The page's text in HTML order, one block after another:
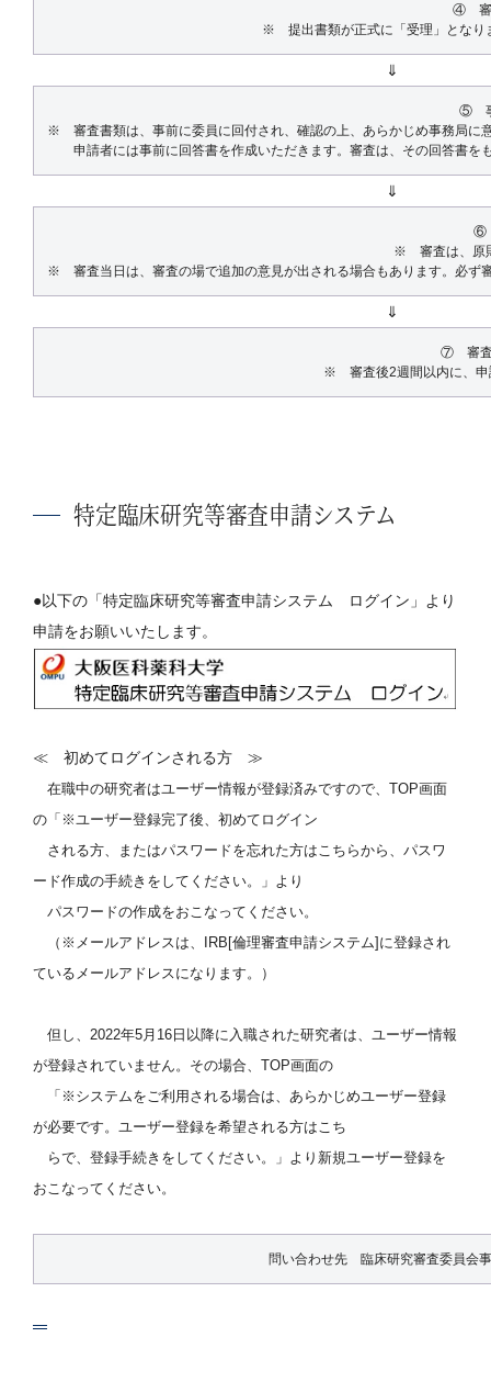
④ 審
※ 提出書類が正式に「受理」となり
⇓
⑤
※ 審査書類は、事前に委員に回付され、確認の上、あらかじめ事務局に
申請者には事前に回答書を作成いただきます。審査は、その回答書を
⇓
⑥
※ 審査は、原
※ 審査当日は、審査の場で追加の意見が出される場合もあります。必ず
⇓
⑦ 審査
※ 審査後2週間以内に、申
特定臨床研究等審査申請システム
●以下の「特定臨床研究等審査申請システム ログイン」より
申請をお願いいたします。
≪ 初めてログインされる方 ≫
在職中の研究者はユーザー情報が登録済みですので、TOP画面
の「※ユーザー登録完了後、初めてログイン
される方、またはパスワードを忘れた方はこちらから、パスワ
ード作成の手続きをしてください。」より
パスワードの作成をおこなってください。
（※メールアドレスは、IRB[倫理審査申請システム]に登録され
ているメールアドレスになります。）
但し、2022年5月16日以降に入職された研究者は、ユーザー情報
が登録されていません。その場合、TOP画面の
「※システムをご利用される場合は、あらかじめユーザー登録
が必要です。ユーザー登録を希望される方はこち
らで、登録手続きをしてください。」より新規ユーザー登録を
おこなってください。
問い合わせ先 臨床研究審査委員